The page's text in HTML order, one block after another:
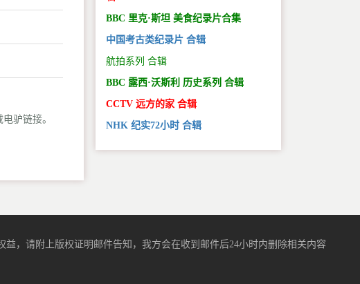
驴链接。
BBC 里克·斯坦 美食纪录片合集
中国考古类纪录片 合辑
航拍系列 合辑
BBC 露西·沃斯利 历史系列 合辑
CCTV 远方的家 合辑
NHK 纪实72小时 合辑
，请附上版权证明邮件告知，我方会在收到邮件后24小时内删除相关内容